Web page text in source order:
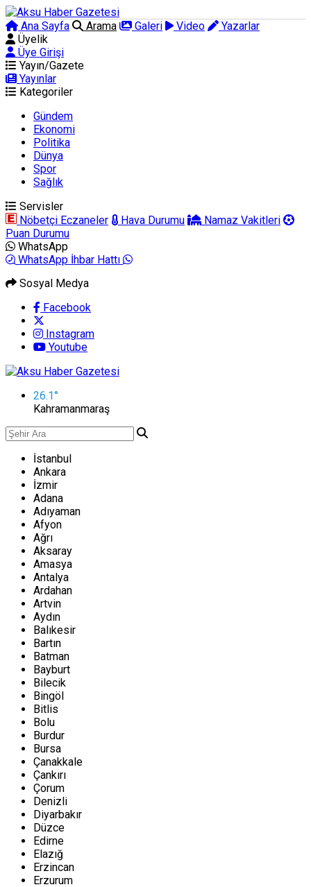
Ana Sayfa Arama Galeri Video
Yazarlar
Üyelik
Üye Girişi
Yayın/Gazete
Yayınlar
Kategoriler
Gündem
Ekonomi
Politika
Dünya
Spor
Sağlık
Servisler
Nöbetçi Eczaneler
Hava Durumu
Namaz Vakitleri
Puan Durumu
WhatsApp
WhatsApp İhbar Hattı
Sosyal Medya
Facebook
Instagram
Youtube
26.1°
Kahramanmaraş
İstanbul
Ankara
İzmir
Adana
Adıyaman
Afyon
Ağrı
Aksaray
Amasya
Antalya
Ardahan
Artvin
Aydın
Balıkesir
Bartın
Batman
Bayburt
Bilecik
Bingöl
Bitlis
Bolu
Burdur
Bursa
Çanakkale
Çankırı
Çorum
Denizli
Diyarbakır
Düzce
Edirne
Elazığ
Erzincan
Erzurum